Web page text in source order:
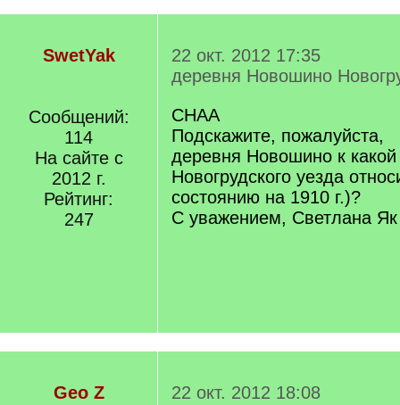
SwetYak
Сообщений:
114
На сайте с
2012 г.
Рейтинг:
247
22 окт. 2012 17:35
деревня Новошино
СНАА
Подскажите, пожалуйста,
деревня Новошино к
Новогрудского уезда
состоянию на 1910 г.)?
С уважением, Светлана Як
Geo Z
22 окт. 2012 18:08